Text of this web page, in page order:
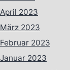
April 2023
März 2023
Februar 2023
Januar 2023